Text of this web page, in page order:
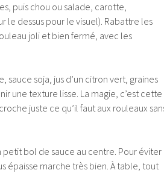
puis chou ou salade, carotte,
dessus pour le visuel). Rabattre les
joli et bien fermé, avec les
soja, jus d’un citron vert, graines
une texture lisse. La magie, c’est cette
juste ce qu’il faut aux rouleaux
bol de sauce au centre. Pour éviter
épaisse marche très bien. À table, tout